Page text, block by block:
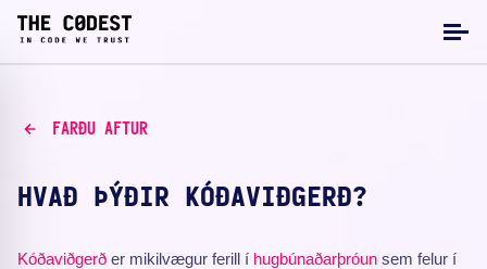
FARÐU AFTUR
HVAÐ ÞÝÐIR KÓÐAVIÐGERÐ?
Kóðaviðgerð er mikilvægur ferill í hugbúnaðarþróun sem felur í